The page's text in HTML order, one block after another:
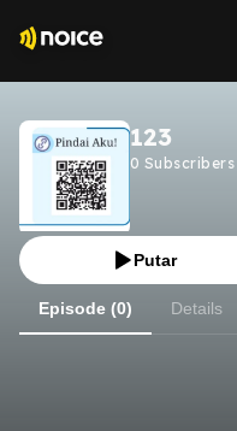
123
0 Subscribers
Putar
Episode (0) Details